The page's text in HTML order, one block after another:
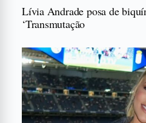
Lívia Andrade posa de
‘Transmutação